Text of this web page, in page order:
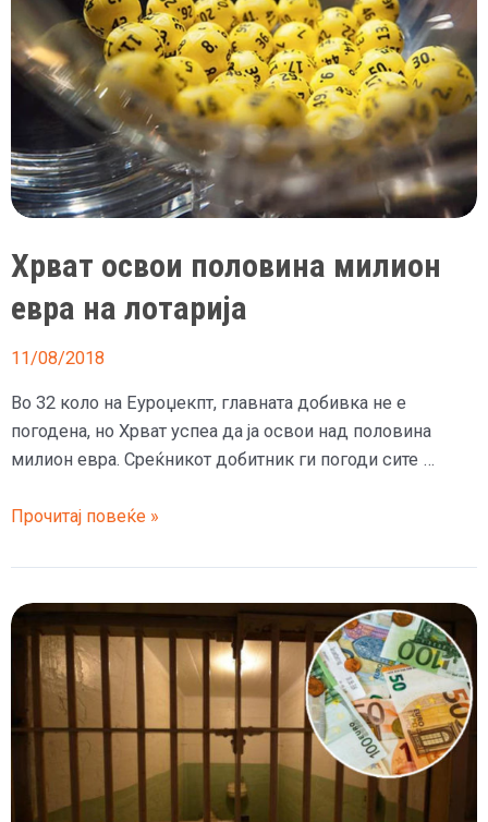
со
помош
на
бројките
регистрацијата
Хрват освои половина милион
евра на лотарија
11/08/2018
Во 32 коло на Еуроџекпт, главната добивка не е
погодена, но Хрват успеа да ја освои над половина
милион евра. Среќникот добитник ги погоди сите …
Хрват
половина
милион
евра
лотарија
Прочитај повеќе »